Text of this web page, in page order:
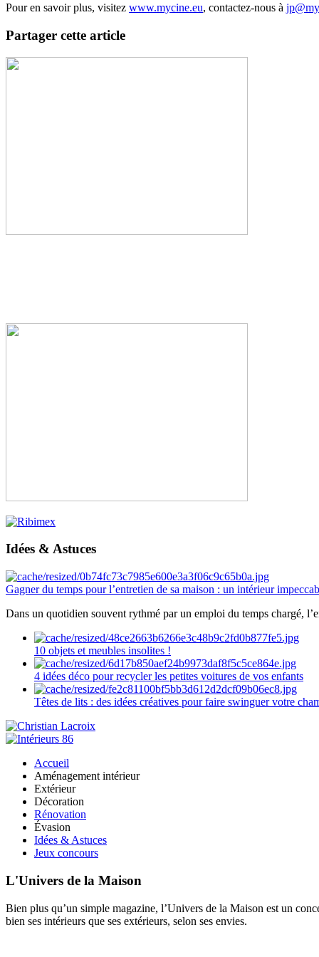
Pour en savoir plus, visitez www.mycine.eu, contactez-nous à
Partager cette article
Idées & Astuces
Gagner du temps pour l’entretien de sa maison : un intérieur
Dans un quotidien souvent rythmé par un emploi du temps chargé,
10 objets et meubles insolites !
4 idées déco pour recycler les petites voitures de vos enfants
Têtes de lits : des idées créatives pour faire swinguer votre
Accueil
Aménagement intérieur
Extérieur
Décoration
Rénovation
Évasion
Idées & Astuces
Jeux concours
L'Univers de la Maison
Bien plus qu’un simple magazine, l’Univers de la Maison est un
bien ses intérieurs que ses extérieurs, selon ses envies.